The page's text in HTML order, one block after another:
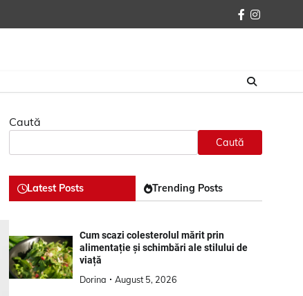
facebook
Caută
Caută
Latest Posts Trending Posts
Cum scazi colesterolul mărit prin
alimentație și schimbări ale stilului de
viață
Dorina
August 5, 2026